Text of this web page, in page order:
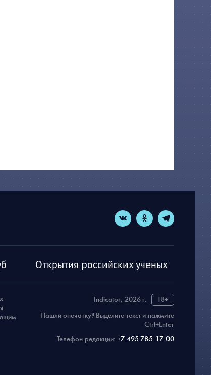
Открытия российских ученых
Indicator, 2026 г.
18+
Нашли опечатку? Выделите текст и нажмите
Ctrl+Enter
Телефон редакции: +7 495 785-17-00